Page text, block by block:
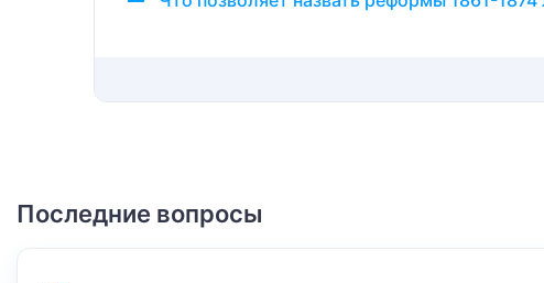
Последние вопросы